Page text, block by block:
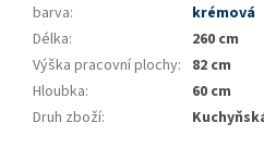
barva:
krémová
Délka:
260 cm
Výška pracovní plochy: 82 cm
Hloubka:
60 cm
Druh zboží: